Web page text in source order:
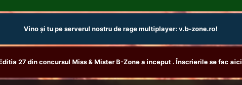
Vino și tu pe serverul nostru de rage multiplayer: v.b-zone.ro!
27 din concursul Miss & Mister B-Zone a inceput . Înscrierile se fac aici